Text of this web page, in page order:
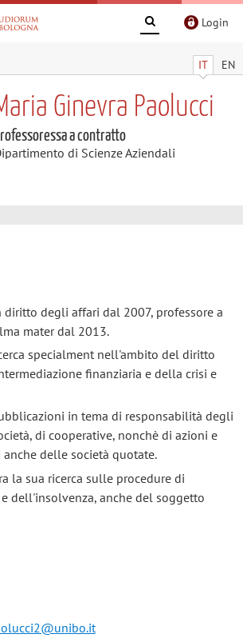
Login
IT EN
Ginevra Paolucci
a contratto
di Scienze Aziendali
diritto degli affari dal 2007, professore a
mater dal 2013.
specialment nell'ambito del diritto
finanziaria e della crisi e
in tema di responsabilità degli
di cooperative, nonchè di azioni e
delle società quotate.
la sua ricerca sulle procedure di
dell'insolvenza, anche del soggetto